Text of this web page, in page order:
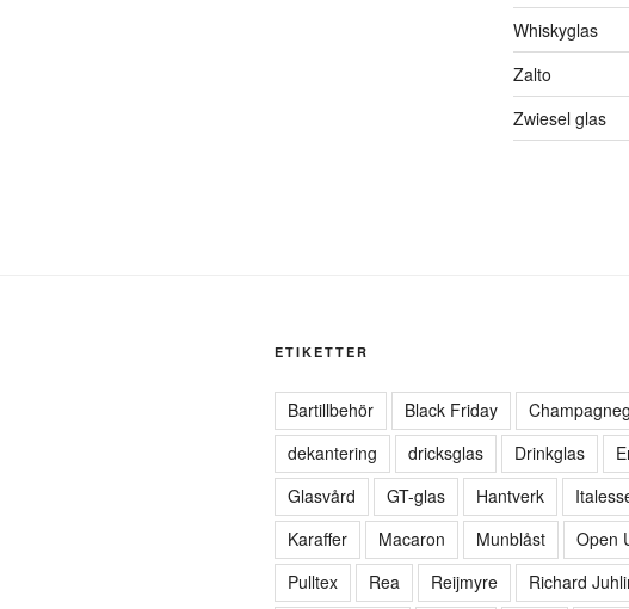
Whiskyglas
Zalto
Zwiesel glas
ETIKETTER
Bartillbehör Black Friday
dekantering
dricksglas Drinkglas
Glasvård
GT-glas Hantverk
Karaffer
Macaron Munblåst Open
Pulltex
Rea Reijmyre Richard